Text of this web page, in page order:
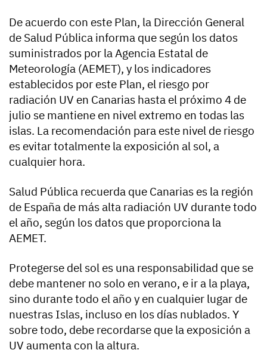
De acuerdo con este Plan, la Dirección General
de Salud Pública informa que según los datos
suministrados por la Agencia Estatal de
Meteorología (AEMET), y los indicadores
establecidos por este Plan, el riesgo por
radiación UV en Canarias hasta el próximo 4 de
julio se mantiene en nivel extremo en todas las
islas. La recomendación para este nivel de riesgo
es evitar totalmente la exposición al sol, a
cualquier hora.
Salud Pública recuerda que Canarias es la región
de España de más alta radiación UV durante todo
el año, según los datos que proporciona la
AEMET.
Protegerse del sol es una responsabilidad que se
debe mantener no solo en verano, e ir a la playa,
sino durante todo el año y en cualquier lugar de
nuestras Islas, incluso en los días nublados. Y
sobre todo, debe recordarse que la exposición a
UV aumenta con la altura.